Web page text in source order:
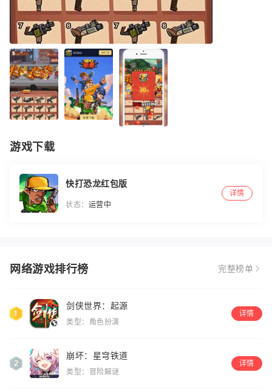
游戏下载
快打恐龙红包版
状态： 运营中
详情
网络游戏排行榜 完整榜单
剑侠世界：起源
类型：角色扮演
详情
崩坏：星穹铁道
类型：冒险解谜
详情